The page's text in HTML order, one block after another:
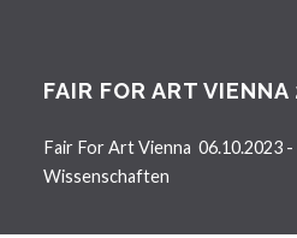
FAIR FOR ART VIENNA
Fair For Art Vienna 06.10.2023
Wissenschaften